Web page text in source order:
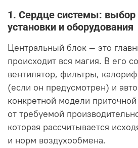
1. Сердце системы: выбор
установки и оборудования
Центральный блок — это
происходит вся магия. В его
вентилятор, фильтры,
(если он предусмотрен) и
конкретной модели приточной
от требуемой
которая рассчитывается
и норм воздухообмена.